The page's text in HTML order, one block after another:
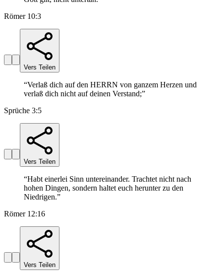
Römer 10:3
Vers Teilen
“Verlaß dich auf den HERRN von ganzem Herzen und
verlaß dich nicht auf deinen Verstand;”
Sprüche 3:5
Vers Teilen
“Habt einerlei Sinn untereinander. Trachtet nicht nach
hohen Dingen, sondern haltet euch herunter zu den
Niedrigen.”
Römer 12:16
Vers Teilen